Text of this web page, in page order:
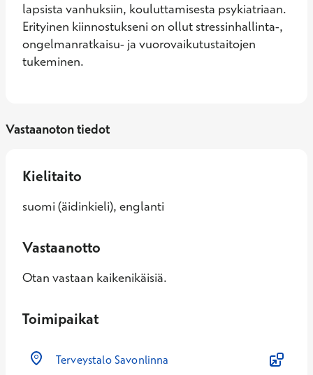
lapsista vanhuksiin, kouluttamisesta psykiatriaan.
Erityinen kiinnostukseni on ollut stressinhallinta-,
ongelmanratkaisu- ja vuorovaikutustaitojen
tukeminen.
Vastaanoton tiedot
Kielitaito
suomi (äidinkieli), englanti
Vastaanotto
Otan vastaan kaikenikäisiä.
Toimipaikat
Terveystalo Savonlinna